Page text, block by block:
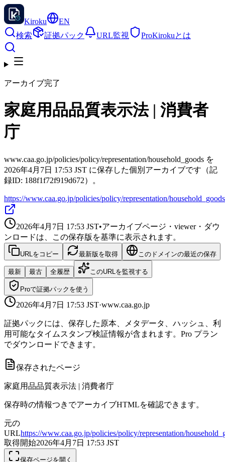
Kiroku
EN
検索
証拠パック URL監視 ProKirokuとは
アーカイブ完了
家庭用品品質表示法 | 消費者
庁
www.caa.go.jp/policies/policy/representation/household_goods を
2026年4月7日 17:53 JST に保存した個別アーカイブです（記
録ID: 188f1f72f919d672）。
https://www.caa.go.jp/policies/policy/representation/household_goods
2026年4月7日 17:53 JST•アーカイブページ・viewer・ダウ
ンロードは、この保存版を基準に表示されます。
URLをコピー 最新版を取得 このドメインの最近の保存
最新 最古 全履歴 このURLを監視する
Proで証拠パックを使う
2026年4月7日 17:53 JST·www.caa.go.jp
証拠パックには、保存した原本、メタデータ、ハッシュ、利
用可能なタイムスタンプ検証情報が含まれます。Pro プラン
でダウンロードできます。
保存されたページ
家庭用品品質表示法 | 消費者庁
保存時の情報つきでアーカイブHTMLを確認できます。
元の
URLhttps://www.caa.go.jp/policies/policy/representation/
取得開始2026年4月7日 17:53 JST
保存ページを開く